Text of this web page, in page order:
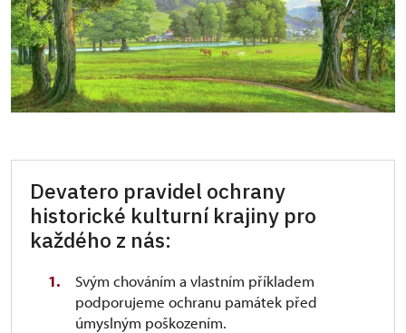
Devatero pravidel ochrany
historické kulturní krajiny pro
každého z nás:
Svým chováním a vlastním příkladem
podporujeme ochranu památek před
úmyslným poškozením.